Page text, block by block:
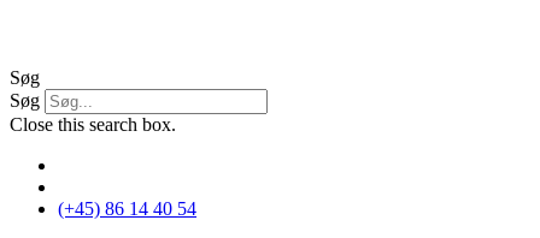
Søg
Søg
Close this search box.
(+45) 86 14 40 54